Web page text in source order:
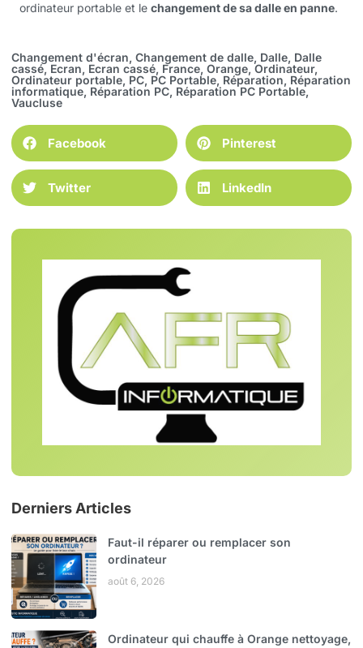
ordinateur portable et le changement de sa dalle en panne.
Changement d'écran, Changement de dalle, Dalle, Dalle
cassé, Ecran, Ecran cassé, France, Orange, Ordinateur,
Ordinateur portable, PC, PC Portable, Réparation, Réparation
informatique, Réparation PC, Réparation PC Portable,
Vaucluse
Facebook Pinterest
Twitter LinkedIn
Derniers Articles
Faut-il réparer ou remplacer son
ordinateur
août 6, 2026
Ordinateur qui chauffe à Orange nettoyage,